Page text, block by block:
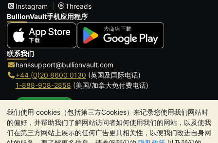
我们使用 cookies（包括第三方Cookies）来记录您使用我们网站时
的偏好，并帮助我们了解网站访问者如何使用我们的网站，以及使我
们在第三方网站上展示的任何广告更具相关性，以便我们改进自身网
Instagram
Threads
BullionVault手机应用程序
联系我们
hanssupport@bullionvault.com
+44 (0)20 8600 0130 (英国及国际电话)
1-888-908-2858 (美国/加拿大免付费电话)
办公时间:
9am to 8:30pm (英国时间), 周一至周五
Galmarley Ltd T/A BullionVault